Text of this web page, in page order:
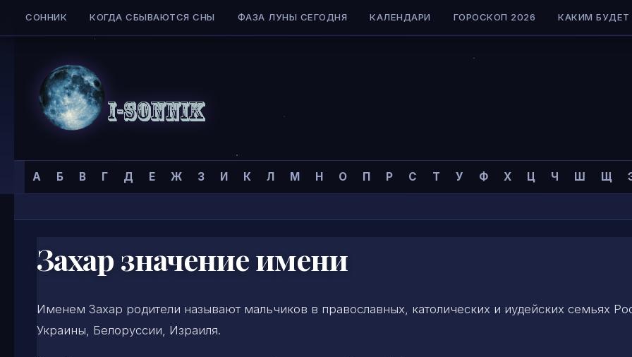
Skip to content
СОННИК КОГДА СБЫВАЮТСЯ СНЫ ФАЗА ЛУНЫ СЕГОДНЯ КАЛЕНДАРИ ГОРОСКОП 2026 КАКИМ БУДЕТ
Сонник
I-
А Б В Г Д Е Ж З И К Л М Н О П Р С Т У Ф Х Ц Ч Ш Щ
Главная страница »Тайна имени »Мужские имена
Захар значение имени
Именем Захар родители называют мальчиков в православных, католических и иудейских семьях
Украины, Белоруссии, Израиля.